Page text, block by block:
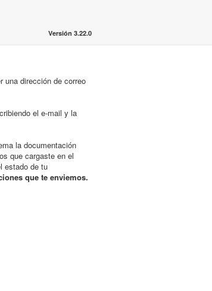
Versión 3.22.0
una dirección de correo
el e-mail y la
la documentación
que cargaste en el
estado de tu
que te enviemos.